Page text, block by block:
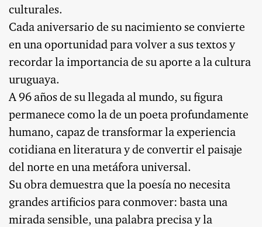
culturales.
Cada aniversario de su nacimiento se convierte
en una oportunidad para volver a sus textos y
recordar la importancia de su aporte a la cultura
uruguaya.
A 96 años de su llegada al mundo, su figura
permanece como la de un poeta profundamente
humano, capaz de transformar la experiencia
cotidiana en literatura y de convertir el paisaje
del norte en una metáfora universal.
Su obra demuestra que la poesía no necesita
grandes artificios para conmover: basta una
mirada sensible, una palabra precisa y la